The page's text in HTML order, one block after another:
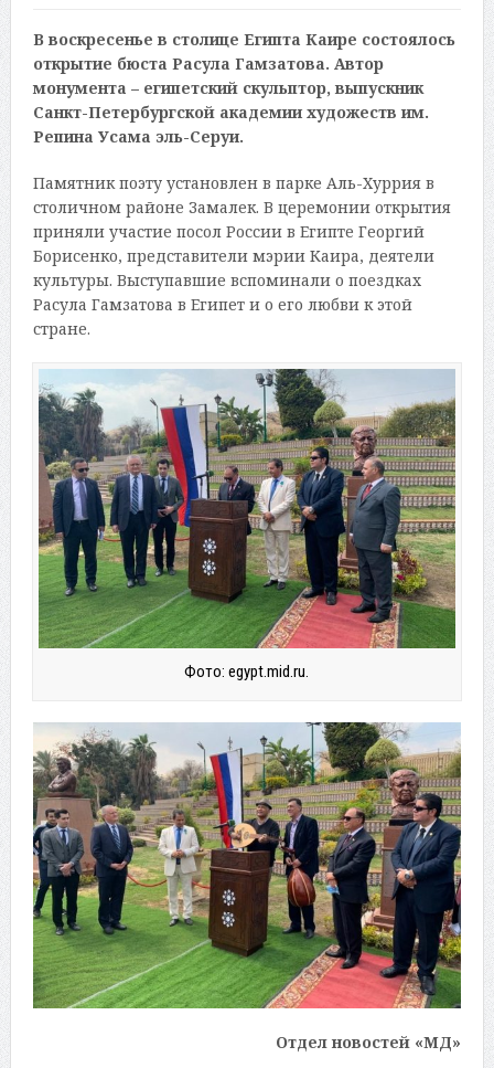
В воскресенье в столице Египта Каире состоялось
открытие бюста Расула Гамзатова. Автор
монумента – египетский скульптор, выпускник
Санкт-Петербургской академии художеств им.
Репина Усама эль-Серуи.
Памятник поэту установлен в парке Аль-Хуррия в
столичном районе Замалек. В церемонии открытия
приняли участие посол России в Египте Георгий
Борисенко, представители мэрии Каира, деятели
культуры. Выступавшие вспоминали о поездках
Расула Гамзатова в Египет и о его любви к этой
стране.
Фото: egypt.mid.ru.
Отдел новостей «МД»